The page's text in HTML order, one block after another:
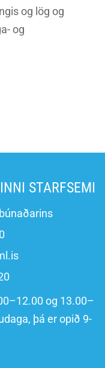
og lög og
og
STARFSEMI
og 13.00–
þá er opið 9-